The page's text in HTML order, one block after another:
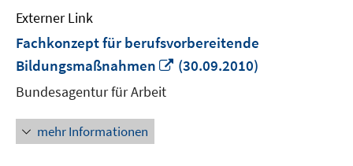
Externer Link
Fachkonzept für berufsvorbereitende
Bildungsmaßnahmen
In
(30.09.2010)
Bundesagentur für Arbeit
mehr Informationen